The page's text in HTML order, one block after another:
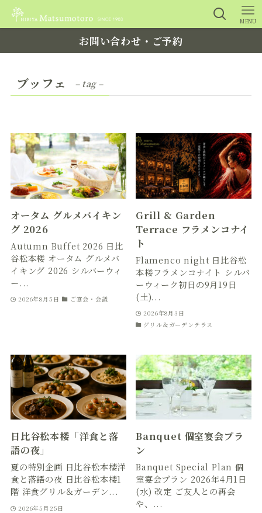
MENU
お問い合わせ・ご予約
ブッフェ – tag –
オータム グルメバイキン
グ 2026
Autumn Buffet 2026 日比
谷松本楼 オータム グルメバ
イキング 2026 シルバーウィ
ー...
2026年8月5日 ご宴会・会議
Grill & Garden
Terrace フラメンコナイ
ト
Flamenco night 日比谷松
本楼フラメンコナイト シルバ
ーウィーク初日の9月19日
(土)...
2026年8月3日
グリル＆ガーデンテラス
日比谷松本楼「洋食と落
語の夜」
夏の特別企画 日比谷松本楼洋
食と落語の夜 ⽇⽐⾕松本楼1
階 洋⾷グリル＆ガーデン...
2026年5月25日
Banquet 個室宴会プラ
ン
Banquet Special Plan 個
室宴会プラン 2026年4月1日
(水) 改定 ご友人との再会
や、...